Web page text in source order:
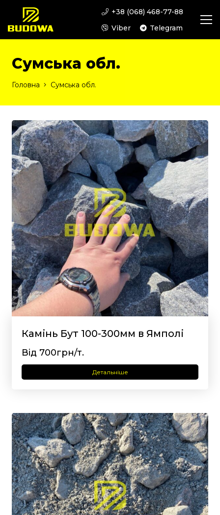
+38 (068) 468-77-88
Viber
Telegram
Сумська обл.
Головна Сумська обл.
Камінь Бут 100-300мм в Ямполі
Від 700грн/т.
Детальніше